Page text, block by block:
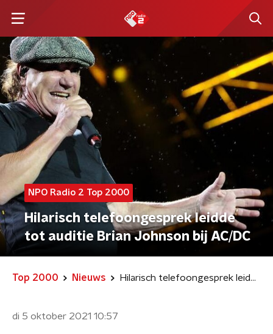
NPO Radio 2 Top 2000
Hilarisch telefoongesprek leidde
tot auditie Brian Johnson bij AC/DC
Top 2000 Nieuws Hilarisch telefoongesprek leidde tot auditie Brian Johnson bij AC/DC
di 5 oktober 2021 10:57